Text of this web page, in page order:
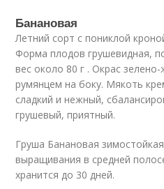
Банановая
Летний сорт с пониклой
Форма плодов грушевидная,
вес около 80 г . Окрас
румянцем на боку. Мякоть
сладкий и нежный,
грушевый, приятный.
Груша Банановая
выращивания в средней
хранится до 30 дней.